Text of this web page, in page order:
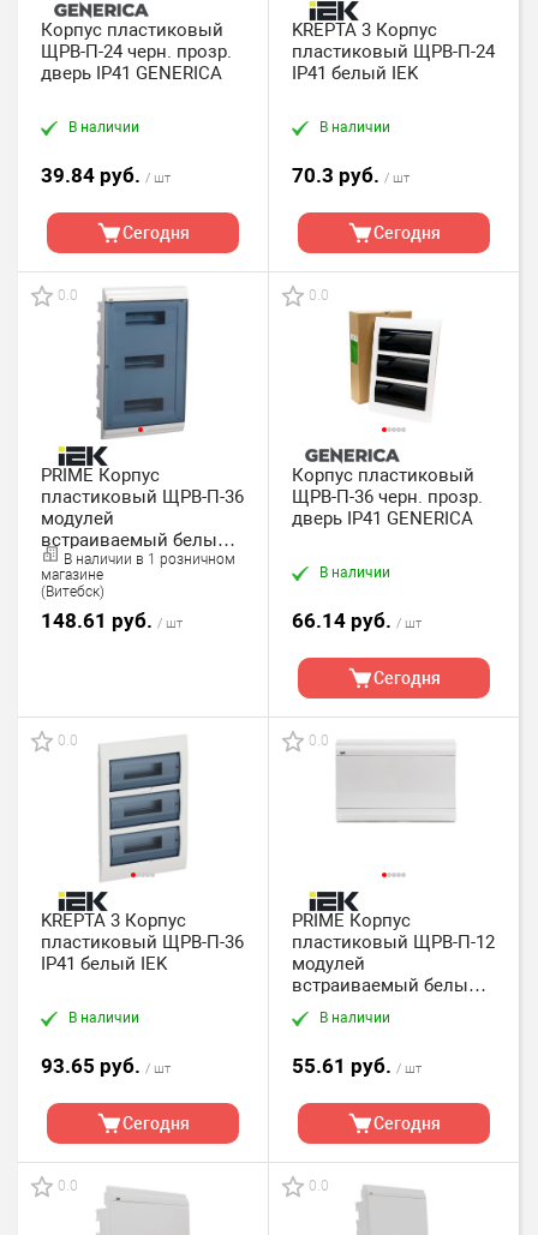
Корпус пластиковый
ЩРВ-П-24 черн. прозр.
дверь IP41 GENERICA
В наличии
39.84 руб. / шт
Сегодня
KREPTA 3 Корпус
пластиковый ЩРВ-П-24
IP41 белый IEK
В наличии
70.3 руб. / шт
Сегодня
0.0
PRIME Корпус
пластиковый ЩРВ-П-36
модулей
встраиваемый белый
IP41 IEK
В наличии в 1 розничном
магазине
(Витебск)
148.61 руб. / шт
0.0
Корпус пластиковый
ЩРВ-П-36 черн. прозр.
дверь IP41 GENERICA
В наличии
66.14 руб. / шт
Сегодня
0.0
KREPTA 3 Корпус
пластиковый ЩРВ-П-36
IP41 белый IEK
В наличии
93.65 руб. / шт
Сегодня
0.0
PRIME Корпус
пластиковый ЩРВ-П-12
модулей
встраиваемый белый/
белая дверь IP41 IEK
В наличии
55.61 руб. / шт
Сегодня
0.0 0.0